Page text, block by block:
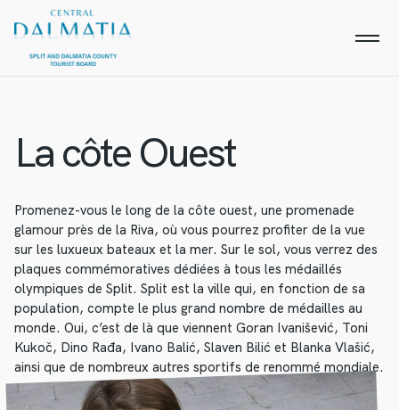
La côte Ouest
Promenez-vous le long de la côte ouest, une promenade
glamour près de la Riva, où vous pourrez profiter de la vue
sur les luxueux bateaux et la mer. Sur le sol, vous verrez des
plaques commémoratives dédiées à tous les médaillés
olympiques de Split. Split est la ville qui, en fonction de sa
population, compte le plus grand nombre de médailles au
monde. Oui, c’est de là que viennent Goran Ivanišević, Toni
Kukoč, Dino Rađa, Ivano Balić, Slaven Bilić et Blanka Vlašić,
ainsi que de nombreux autres sportifs de renommé mondiale.